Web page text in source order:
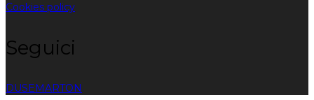
Cookies policy
Seguici
DUSEMARTON